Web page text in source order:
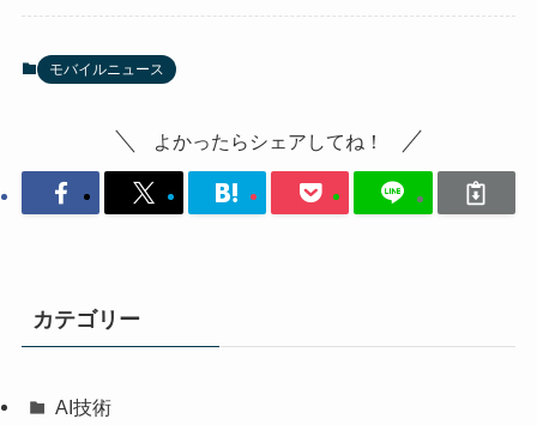
モバイルニュース
よかったらシェアしてね！
カテゴリー
AI技術